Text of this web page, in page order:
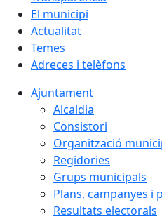
El municipi
Actualitat
Temes
Adreces i telèfons
Ajuntament
Alcaldia
Consistori
Organització
Regidories
Grups municipals
Plans, campanyes i
Resultats electorals